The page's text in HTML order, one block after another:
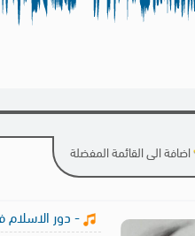
اضافة الى القائمة المفضلة
- دور